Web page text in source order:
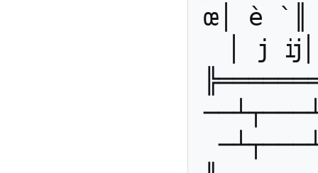
œ│ è
│ j